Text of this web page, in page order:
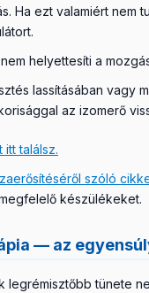
Ha ezt valamiért nem
helyettesíti a
lassításában vagy
az izomerő
itt találsz.
szóló
készülékeket.
— az
legrémisztőbb tünete